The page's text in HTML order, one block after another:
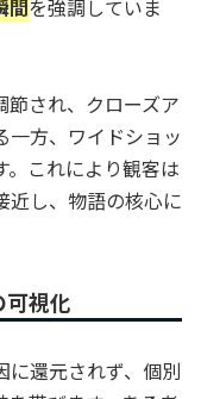
間を強調していま
節され、クローズア
一方、ワイドショッ
。これにより観客は
近し、物語の核心に
視化
に還元されず、個別